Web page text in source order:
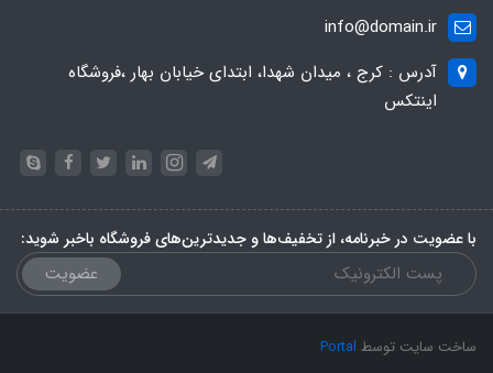
info@domain.ir
آدرس : کرج ، میدان شهدا، ابتدای خیابان بهار ،فروشگاه
اینتکس
با عضویت در خبرنامه، از تخفیف‌ها و جدیدترین‌های فروشگاه باخبر شوید:
عضویت
ساخت سایت توسط Portal